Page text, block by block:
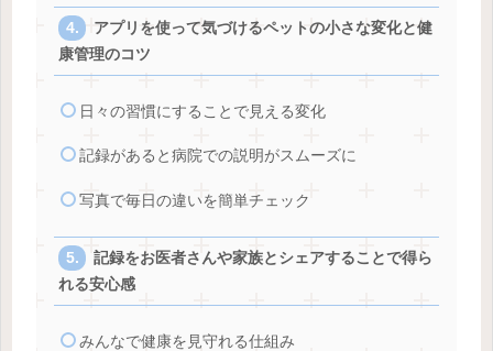
アプリを使って気づけるペットの小さな変化と健
康管理のコツ
日々の習慣にすることで見える変化
記録があると病院での説明がスムーズに
写真で毎日の違いを簡単チェック
記録をお医者さんや家族とシェアすることで得ら
れる安心感
みんなで健康を見守れる仕組み